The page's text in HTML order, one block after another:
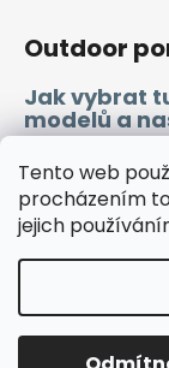
Tento web
procházením
jejich
Outdoor
Jak vybrat
modelů a